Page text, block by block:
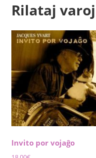
Rilataj varoj
Invito por vojaĝo